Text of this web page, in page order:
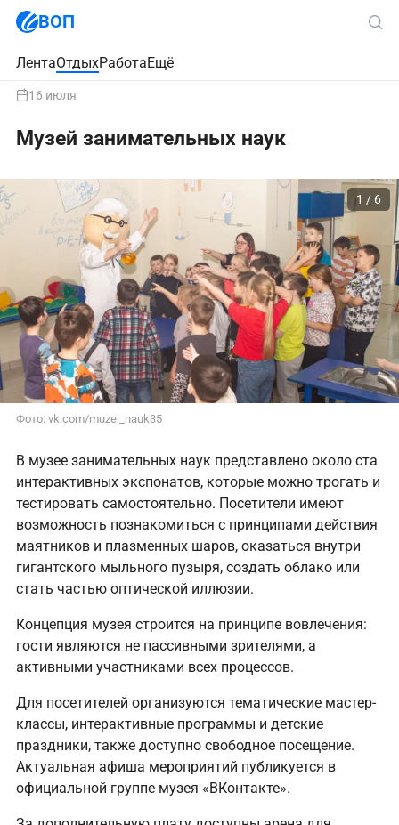
ВОП
ЛентаОтдыхРаботаЕщё
16 июля
Музей занимательных наук
Фото: vk.com/muzej_nauk35
1 / 6
В музее занимательных наук представлено около ста
интерактивных экспонатов, которые можно трогать и
тестировать самостоятельно. Посетители имеют
возможность познакомиться с принципами действия
маятников и плазменных шаров, оказаться внутри
гигантского мыльного пузыря, создать облако или
стать частью оптической иллюзии.
Концепция музея строится на принципе вовлечения:
гости являются не пассивными зрителями, а
активными участниками всех процессов.
Для посетителей организуются тематические мастер-
классы, интерактивные программы и детские
праздники, также доступно свободное посещение.
Актуальная афиша мероприятий публикуется в
официальной группе музея «ВКонтакте».